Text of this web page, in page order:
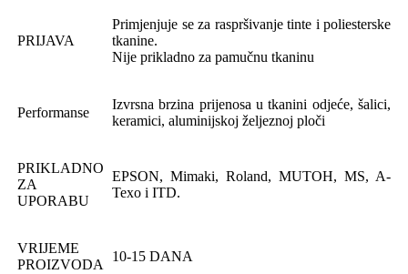
PRIJAVA
Primjenjuje se za raspršivanje tinte i poliesterske
tkanine.
Nije prikladno za pamučnu tkaninu
Performanse
Izvrsna brzina prijenosa u tkanini odjeće, šalici,
keramici, aluminijskoj željeznoj ploči
PRIKLADNO
ZA
UPORABU
EPSON, Mimaki, Roland, MUTOH, MS, A-
Texo i ITD.
VRIJEME
PROIZVODA
10-15 DANA